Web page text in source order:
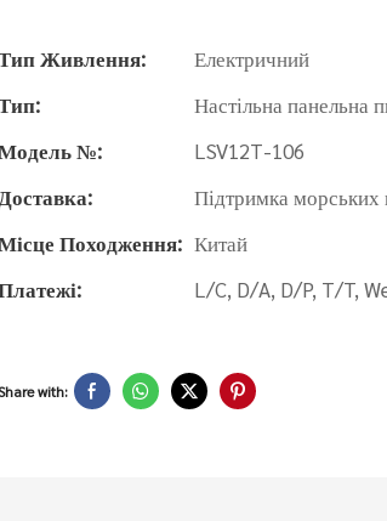
Живлення:
Електричний
Настільна панельна
№:
LSV12T-106
Доставка:
Підтримка морських
Походження: Китай
L/C, D/A, D/P, T/T,
with: